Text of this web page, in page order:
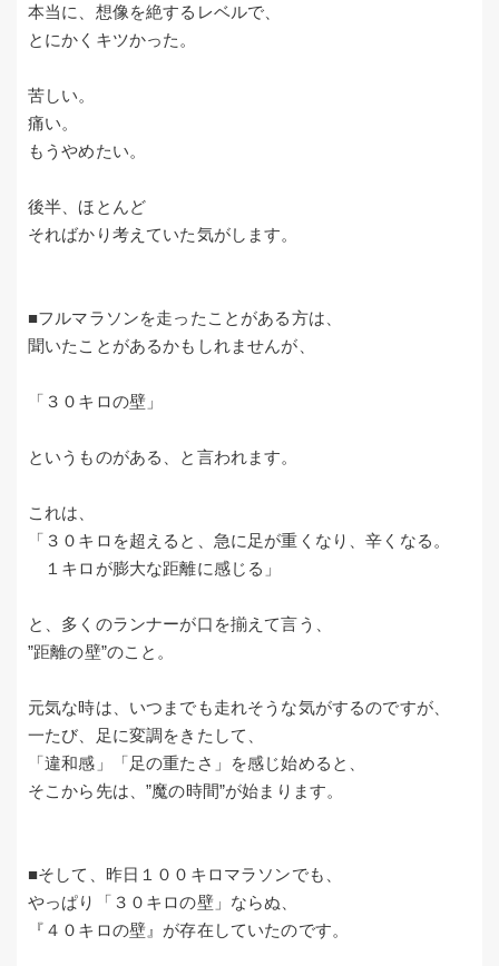
本当に、想像を絶するレベルで、
とにかくキツかった。
苦しい。
痛い。
もうやめたい。
後半、ほとんど
そればかり考えていた気がします。
■フルマラソンを走ったことがある方は、
聞いたことがあるかもしれませんが、
「３０キロの壁」
というものがある、と言われます。
これは、
「３０キロを超えると、急に足が重くなり、辛くなる。
１キロが膨大な距離に感じる」
と、多くのランナーが口を揃えて言う、
”距離の壁”のこと。
元気な時は、いつまでも走れそうな気がするのですが、
一たび、足に変調をきたして、
「違和感」「足の重たさ」を感じ始めると、
そこから先は、”魔の時間”が始まります。
■そして、昨日１００キロマラソンでも、
やっぱり「３０キロの壁」ならぬ、
『４０キロの壁』が存在していたのです。